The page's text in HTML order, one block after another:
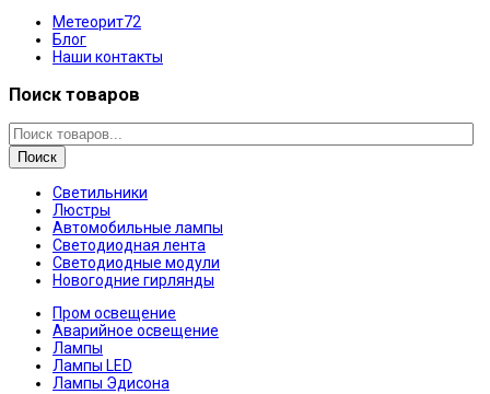
Метеорит72
Блог
Наши контакты
Поиск товаров
Поиск
Светильники
Люстры
Автомобильные лампы
Светодиодная лента
Светодиодные модули
Новогодние гирлянды
Пром освещение
Аварийное освещение
Лампы
Лампы LED
Лампы Эдисона